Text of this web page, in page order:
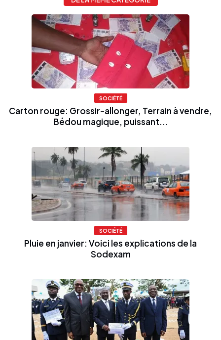
SOCIÉTÉ
Carton rouge: Grossir-allonger, Terrain à vendre,
Bédou magique, puissant...
SOCIÉTÉ
Pluie en janvier: Voici les explications de la
Sodexam